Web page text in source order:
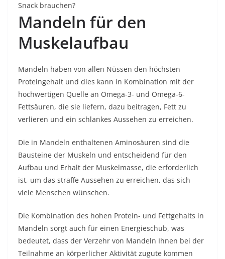
Snack brauchen?
Mandeln für den
Muskelaufbau
Mandeln haben von allen Nüssen den höchsten
Proteingehalt und dies kann in Kombination mit der
hochwertigen Quelle an Omega-3- und Omega-6-
Fettsäuren, die sie liefern, dazu beitragen, Fett zu
verlieren und ein schlankes Aussehen zu erreichen.
Die in Mandeln enthaltenen Aminosäuren sind die
Bausteine ​​der Muskeln und entscheidend für den
Aufbau und Erhalt der Muskelmasse, die erforderlich
ist, um das straffe Aussehen zu erreichen, das sich
viele Menschen wünschen.
Die Kombination des hohen Protein- und Fettgehalts in
Mandeln sorgt auch für einen Energieschub, was
bedeutet, dass der Verzehr von Mandeln Ihnen bei der
Teilnahme an körperlicher Aktivität zugute kommen